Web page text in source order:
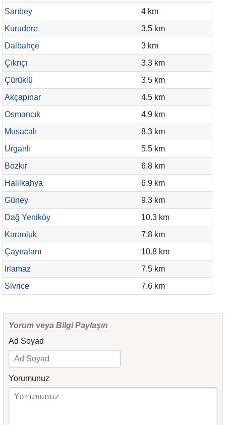
Sarıbey
4 km
Kurudere
3.5 km
Dalbahçe
3 km
Çıkrıçı
3.3 km
Çürüklü
3.5 km
Akçapınar
4.5 km
Osmancık
4.9 km
Musacalı
8.3 km
Urganlı
5.5 km
Bozkır
6.8 km
Halilkahya
6.9 km
Güney
9.3 km
Dağ Yeniköy
10.3 km
Karaoluk
7.8 km
Çayıralanı
10.8 km
Irlamaz
7.5 km
Sivrice
7.6 km
Yorum veya Bilgi Paylaşın
Ad Soyad
Yorumunuz